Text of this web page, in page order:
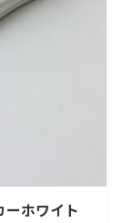
ーホワイト